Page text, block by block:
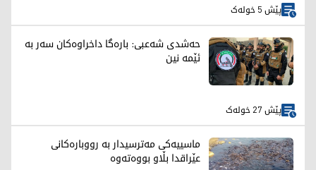
پێش 5 خولەک
حەشدی شەعبی: بارەگا داخراوەکان سەر بە
ئێمە نین
پێش 27 خولەک
ماسییەکی مەترسیدار بە رووبارەکانی
عێراقدا بڵاو بووەتەوە